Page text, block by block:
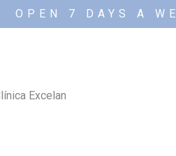
OPEN 7 DAYS A
Excelan